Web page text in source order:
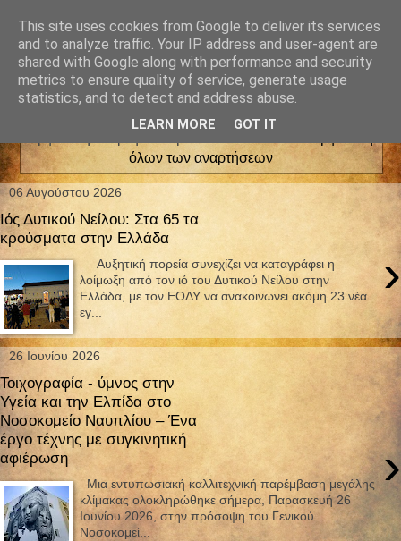
όλων των αναρτήσεων
06 Αυγούστου 2026
Ιός Δυτικού Νείλου: Στα 65 τα
κρούσματα στην Ελλάδα
›
Αυξητική πορεία συνεχίζει να καταγράφει η
λοίμωξη από τον ιό του Δυτικού Νείλου στην
Ελλάδα, με τον ΕΟΔΥ να ανακοινώνει ακόμη 23 νέα
εγ...
26 Ιουνίου 2026
Τοιχογραφία - ύμνος στην
Υγεία και την Ελπίδα στο
Νοσοκομείο Ναυπλίου – Ένα
έργο τέχνης με συγκινητική
αφιέρωση
›
Μια εντυπωσιακή καλλιτεχνική παρέμβαση μεγάλης
κλίμακας ολοκληρώθηκε σήμερα, Παρασκευή 26
Ιουνίου 2026, στην πρόσοψη του Γενικού
Νοσοκομεί...
This site uses cookies from Google to deliver its services
and to analyze traffic. Your IP address and user-agent are
shared with Google along with performance and security
metrics to ensure quality of service, generate usage
statistics, and to detect and address abuse.
LEARN MORE GOT IT